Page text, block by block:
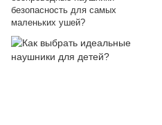
безопасность для самых
маленьких ушей?